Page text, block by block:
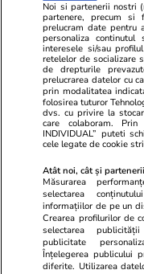
Viva.ro
"Nici acum nu îi știu
A tăcut luni întregi,
spus adevărul despre
Radu Siffr...
© 2026 Ringier
Noi si partenerii nostri
partenere, precum si
prelucram date pentru
personaliza
interesele si/sau
retelelor de socializare
de drepturile
prelucrarea datelor cu
prin modalitatea
folosirea tuturor
dvs. cu privire la
care colaboram.
INDIVIDUAL” puteti
cele legate de cookie
Atât noi, cât și
Măsurarea
selectarea
informațiilor de pe un
Crearea profilurilor de
selectarea
publicitate
Înțelegerea publicului
diferite. Utilizarea